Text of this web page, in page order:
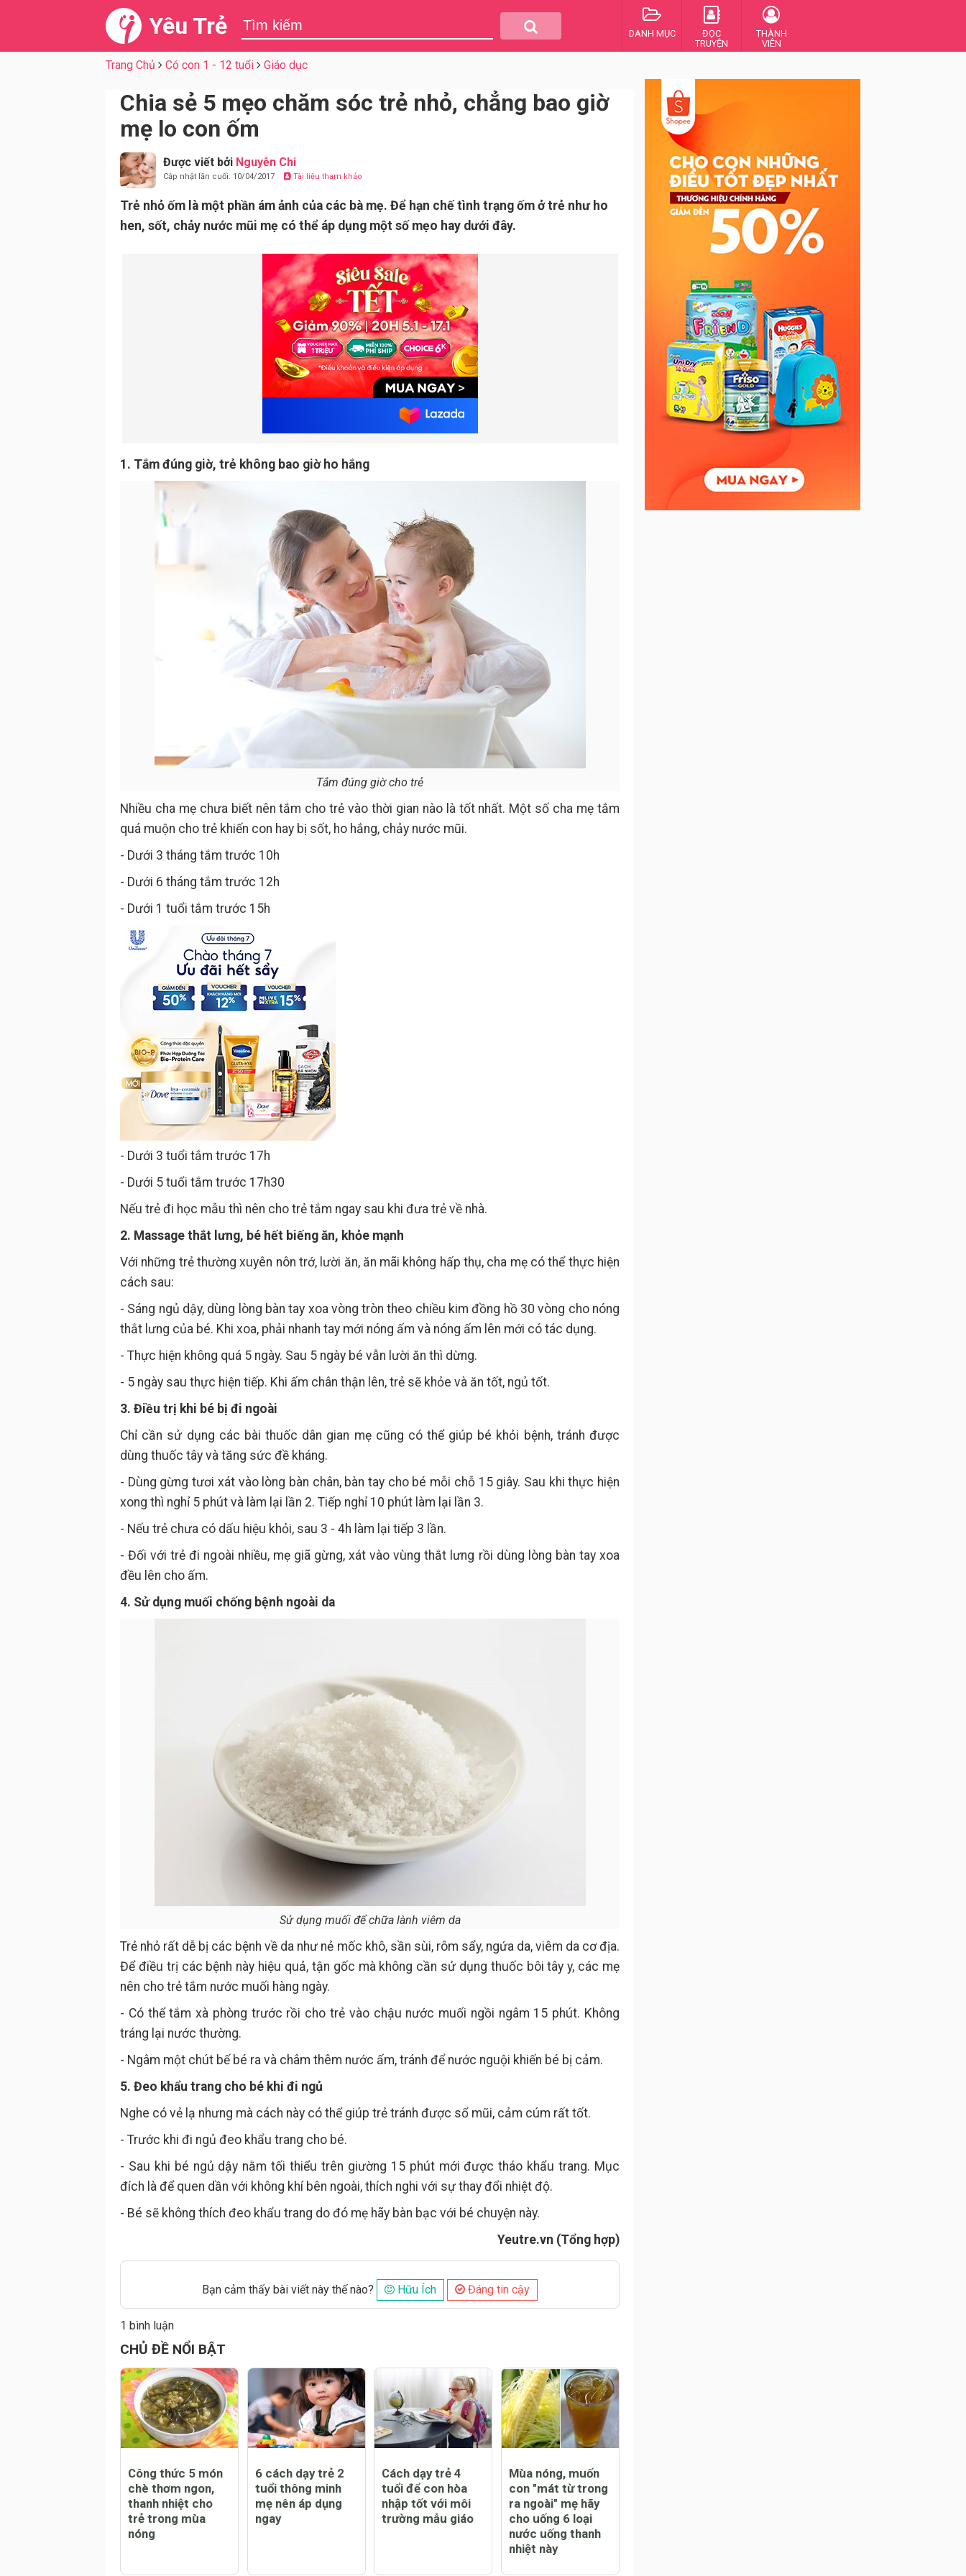
Yêu Trẻ DANH MỤC
ĐỌC
TRUYỆN
THÀNH
VIÊN
Trang Chủ Có con 1 - 12 tuổi Giáo dục
Chia sẻ 5 mẹo chăm sóc trẻ nhỏ, chẳng bao giờ
mẹ lo con ốm
Được viết bởi Nguyễn Chi
Cập nhật lần cuối: 10/04/2017 Tài liệu tham khảo
Trẻ nhỏ ốm là một phần ám ảnh của các bà mẹ. Để hạn chế tình trạng ốm ở trẻ như ho
hen, sốt, chảy nước mũi mẹ có thể áp dụng một số mẹo hay dưới đây.
1. Tắm đúng giờ, trẻ không bao giờ ho hắng
Tắm đúng giờ cho trẻ
Nhiều cha mẹ chưa biết nên tắm cho trẻ vào thời gian nào là tốt nhất. Một số cha mẹ tắm
quá muộn cho trẻ khiến con hay bị sốt, ho hắng, chảy nước mũi.
- Dưới 3 tháng tắm trước 10h
- Dưới 6 tháng tắm trước 12h
- Dưới 1 tuổi tắm trước 15h
- Dưới 3 tuổi tắm trước 17h
- Dưới 5 tuổi tắm trước 17h30
Nếu trẻ đi học mẫu thì nên cho trẻ tắm ngay sau khi đưa trẻ về nhà.
2. Massage thắt lưng, bé hết biếng ăn, khỏe mạnh
Với những trẻ thường xuyên nôn trớ, lười ăn, ăn mãi không hấp thụ, cha mẹ có thể thực hiện
cách sau:
- Sáng ngủ dậy, dùng lòng bàn tay xoa vòng tròn theo chiều kim đồng hồ 30 vòng cho nóng
thắt lưng của bé. Khi xoa, phải nhanh tay mới nóng ấm và nóng ấm lên mới có tác dụng.
- Thực hiện không quá 5 ngày. Sau 5 ngày bé vẫn lười ăn thì dừng.
- 5 ngày sau thực hiện tiếp. Khi ấm chân thận lên, trẻ sẽ khỏe và ăn tốt, ngủ tốt.
3. Điều trị khi bé bị đi ngoài
Chỉ cần sử dụng các bài thuốc dân gian mẹ cũng có thể giúp bé khỏi bệnh, tránh được
dùng thuốc tây và tăng sức đề kháng.
- Dùng gừng tươi xát vào lòng bàn chân, bàn tay cho bé mỗi chỗ 15 giây. Sau khi thực hiện
xong thì nghỉ 5 phút và làm lại lần 2. Tiếp nghỉ 10 phút làm lại lần 3.
- Nếu trẻ chưa có dấu hiệu khỏi, sau 3 - 4h làm lại tiếp 3 lần.
- Đối với trẻ đi ngoài nhiều, mẹ giã gừng, xát vào vùng thắt lưng rồi dùng lòng bàn tay xoa
đều lên cho ấm.
4. Sử dụng muối chống bệnh ngoài da
Sử dụng muối để chữa lành viêm da
Trẻ nhỏ rất dễ bị các bệnh về da như nẻ mốc khô, sần sùi, rôm sẩy, ngứa da, viêm da cơ địa.
Để điều trị các bệnh này hiệu quả, tận gốc mà không cần sử dụng thuốc bôi tây y, các mẹ
nên cho trẻ tắm nước muối hàng ngày.
- Có thể tắm xà phòng trước rồi cho trẻ vào chậu nước muối ngồi ngâm 15 phút. Không
tráng lại nước thường.
- Ngâm một chút bế bé ra và châm thêm nước ấm, tránh để nước nguội khiến bé bị cảm.
5. Đeo khẩu trang cho bé khi đi ngủ
Nghe có vẻ lạ nhưng mà cách này có thể giúp trẻ tránh được sổ mũi, cảm cúm rất tốt.
- Trước khi đi ngủ đeo khẩu trang cho bé.
- Sau khi bé ngủ dậy nằm tối thiểu trên giường 15 phút mới được tháo khẩu trang. Mục
đích là để quen dần với không khí bên ngoài, thích nghi với sự thay đổi nhiệt độ.
- Bé sẽ không thích đeo khẩu trang do đó mẹ hãy bàn bạc với bé chuyện này.
Yeutre.vn (Tổng hợp)
Bạn cảm thấy bài viết này thế nào? Hữu Ích Đáng tin cậy
1 bình luận
Đăng